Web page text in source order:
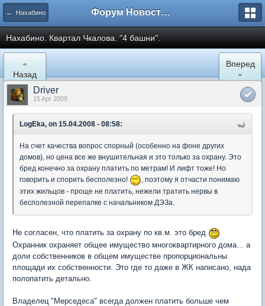
← Нахабино Форум Новостройки
Нахабино. Квартал Чкалова. "4 башни".
«
Назад
Вперед
»
Driver
15 Apr 2008
LogEka, on 15.04.2008 - 08:58:
На счет качества вопрос спорный (особенно на фоне других
домов), но цена все же внушительная и это только за охрану. Это
бред конечно за охрану платить по метрам! И лифт тоже! Но
говорить и спорить бесполезно!
, поэтому я отчасти понимаю
этих жильцов - проще не платить, нежели тратить нервы в
бесполезной перепалке с начальником ДЭЗа.
Не согласен, что платить за охрану по кв.м. это бред
Охранник охраняет общее имущество многоквартирного дома... а
доли собственников в общем имуществе пропорциональны
площади их собственности. Это где то даже в ЖК написано, нада
полопатить детально.
Владелец "Мерседеса" всегда должен платить больше чем